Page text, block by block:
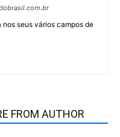
seus vários campos de
FROM AUTHOR